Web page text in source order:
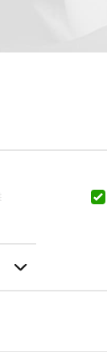
ein Geschenk
von